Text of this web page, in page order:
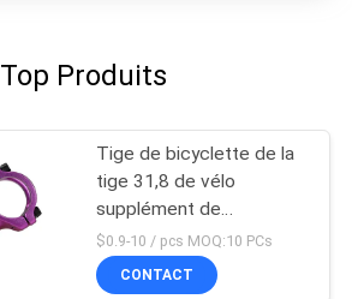
Top Produits
Tige de bicyclette de la
tige 31,8 de vélo
supplément de
canalisation verticale de
guidon de 35 degrés
$0.9-10 / pcs MOQ:10 PCs
CONTACT